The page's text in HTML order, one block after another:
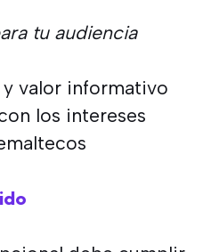
tu audiencia
valor informativo
los intereses